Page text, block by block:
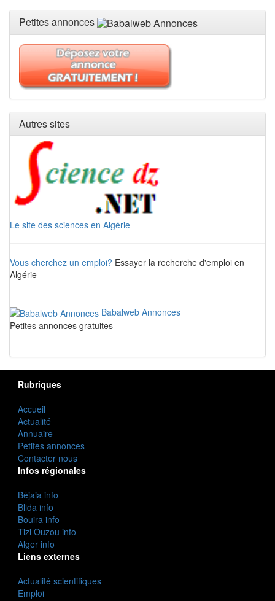
Petites annonces
Autres sites
Le site des sciences en Algérie
Vous cherchez un emploi? Essayer la recherche d'emploi en
Algérie
Babalweb Annonces
Petites annonces gratuites
Rubriques
Accueil
Actualité
Annuaire
Petites annonces
Contacter nous
Infos régionales
Béjaia info
Blida info
Bouira info
Tizi Ouzou info
Alger info
Liens externes
Actualité scientifiques
Emploi